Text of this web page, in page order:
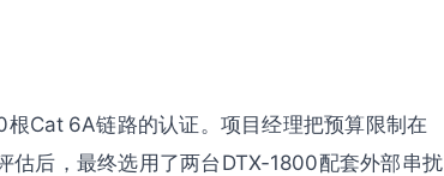
Cat 6A链路的认证。项目经理把预算限制在
后，最终选用了两台DTX‑1800配套外部串扰